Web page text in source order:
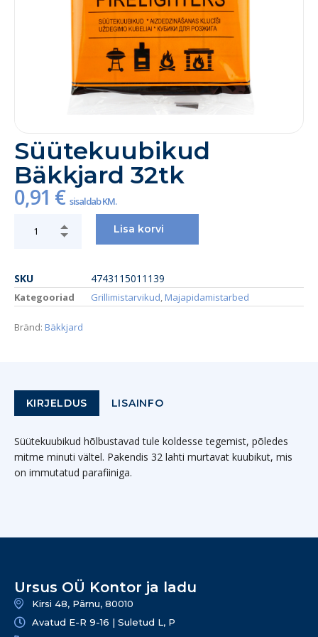
Süütekuubikud
Bäkkjard 32tk
0,91 € sisaldab KM.
Lisa korvi
SKU 4743115011139
Kategooriad Grillimistarvikud Majapidamistarbed
Bränd: Bäkkjard
KIRJELDUS LISAINFO
Süütekuubikud hõlbustavad tule koldesse tegemist, põledes
mitme minuti vältel. Pakendis 32 lahti murtavat kuubikut, mis
on immutatud parafiiniga.
Ursus OÜ Kontor ja ladu
Kirsi 48, Pärnu, 80010
Avatud E-R 9-16 | Suletud L, P